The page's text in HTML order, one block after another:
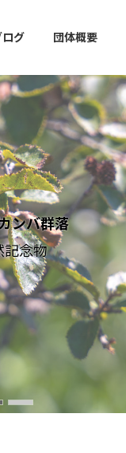
ログ 団体概要
ンバ群落
記念物